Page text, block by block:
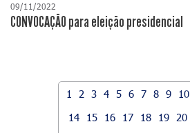
09/11/2022
CONVOCAÇÃO para eleição presidencial
1 2 3 4 5 6 7 8 9 10
14
15 16 17 18 19 20